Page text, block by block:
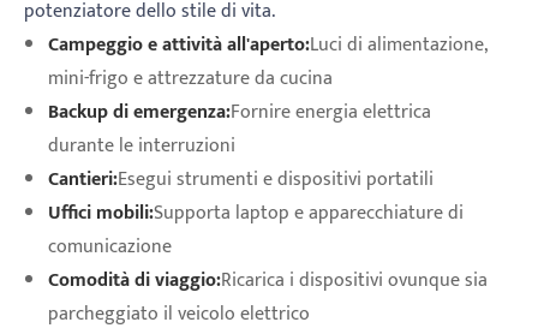
potenziatore dello stile di vita.
Campeggio e attività all'aperto:Luci di alimentazione,
mini-frigo e attrezzature da cucina
Backup di emergenza:Fornire energia elettrica
durante le interruzioni
Cantieri:Esegui strumenti e dispositivi portatili
Uffici mobili:Supporta laptop e apparecchiature di
comunicazione
Comodità di viaggio:Ricarica i dispositivi ovunque sia
parcheggiato il veicolo elettrico